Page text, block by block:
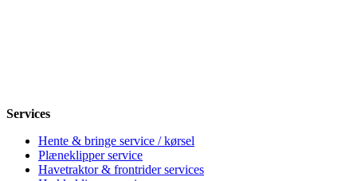
Services
Hente & bringe service / kørsel
Plæneklipper service
Havetraktor & frontrider services